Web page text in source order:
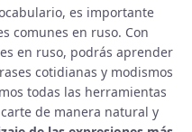
es importante
comunes en ruso. Con
en ruso, podrás aprender
cotidianas y modismos
todas las herramientas
de manera natural y